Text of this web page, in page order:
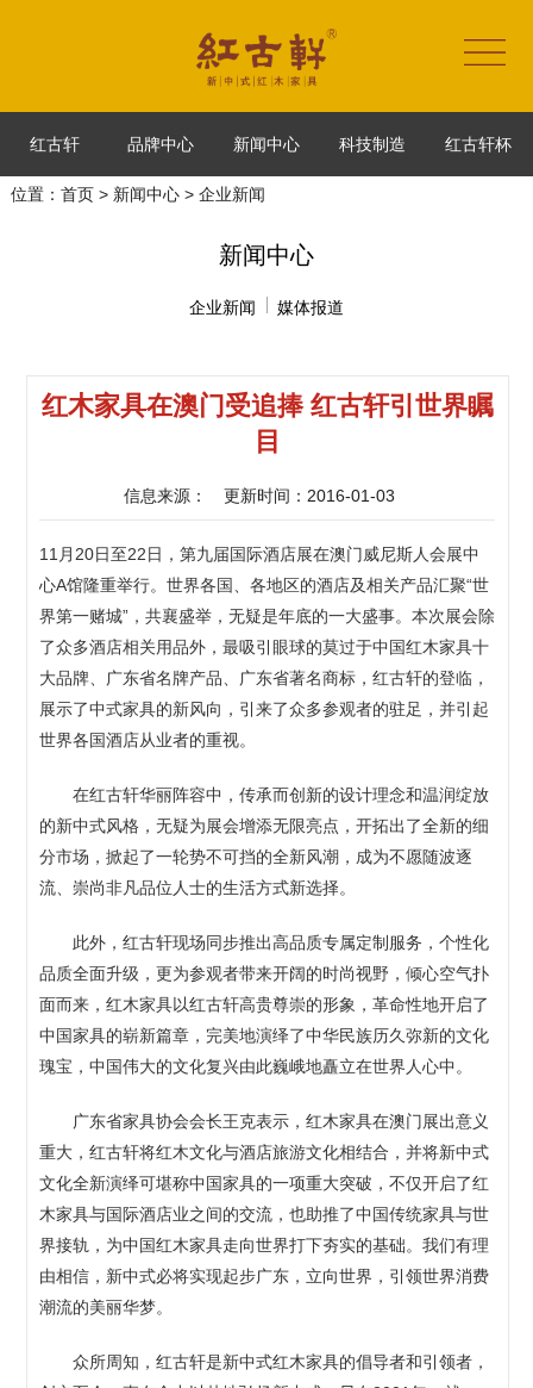
红古轩 品牌中心 新闻中心 科技制造 红古轩杯
位置： 首页> 新闻中心> 企业新闻
新闻中心
企业新闻 媒体报道
红木家具在澳门受追捧 红古轩引世界瞩
目
信息来源： 更新时间：2016-01-03
11月20日至22日，第九届国际酒店展在澳门威尼斯人会展中
心A馆隆重举行。世界各国、各地区的酒店及相关产品汇聚“世
界第一赌城”，共襄盛举，无疑是年底的一大盛事。本次展会除
了众多酒店相关用品外，最吸引眼球的莫过于中国红木家具十
大品牌、广东省名牌产品、广东省著名商标，红古轩的登临，
展示了中式家具的新风向，引来了众多参观者的驻足，并引起
世界各国酒店从业者的重视。
在红古轩华丽阵容中，传承而创新的设计理念和温润绽放
的新中式风格，无疑为展会增添无限亮点，开拓出了全新的细
分市场，掀起了一轮势不可挡的全新风潮，成为不愿随波逐
流、崇尚非凡品位人士的生活方式新选择。
此外，红古轩现场同步推出高品质专属定制服务，个性化
品质全面升级，更为参观者带来开阔的时尚视野，倾心空气扑
面而来，红木家具以红古轩高贵尊崇的形象，革命性地开启了
中国家具的崭新篇章，完美地演绎了中华民族历久弥新的文化
瑰宝，中国伟大的文化复兴由此巍峨地矗立在世界人心中。
广东省家具协会会长王克表示，红木家具在澳门展出意义
重大，红古轩将红木文化与酒店旅游文化相结合，并将新中式
文化全新演绎可堪称中国家具的一项重大突破，不仅开启了红
木家具与国际酒店业之间的交流，也助推了中国传统家具与世
界接轨，为中国红木家具走向世界打下夯实的基础。我们有理
由相信，新中式必将实现起步广东，立向世界，引领世界消费
潮流的美丽华梦。
众所周知，红古轩是新中式红木家具的倡导者和引领者，